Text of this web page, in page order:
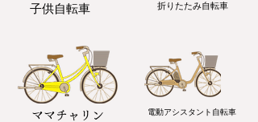
子供自転車
​折りたたみ自転車
ママチャリン 電動アシスタント自転車